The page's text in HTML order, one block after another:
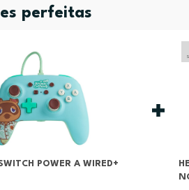
perfeitas
POWER A WIRED+